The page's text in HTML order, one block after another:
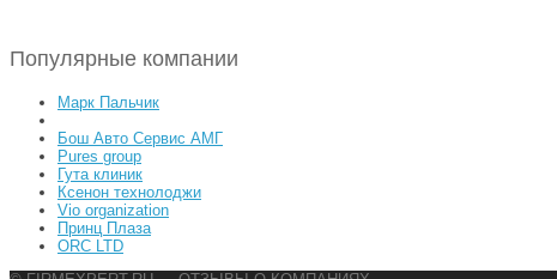
Популярные компании
Марк Пальчик
Бош Авто Сервис АМГ
Pures group
Гута клиник
Ксенон технолоджи
Vio organization
Принц Плаза
ORC LTD